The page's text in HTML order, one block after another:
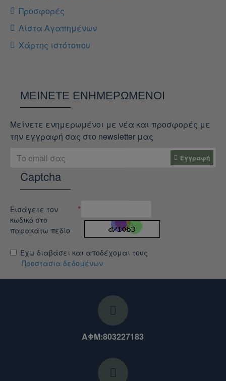
Προσφορές
Λίστα Αγαπημένων
Χάρτης ιστότοπου
ΜΕΊΝΕΤΕ ΕΝΗΜΕΡΩΜΈΝΟΙ
Μείνετε ενημερωμένοι με νέα και προσφορές με
την εγγραφή σας στο newsletter μας
Εγγραφή
Captcha
Εισάγετε τον
κωδικό στο
παρακάτω πεδίο
Έχω διαβάσει και αποδέχομαι τους
Προστασια δεδομένων
ΑΦΜ:803227183